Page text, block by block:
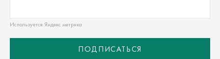
Используется Яндекс метрика
ПОДПИСАТЬСЯ